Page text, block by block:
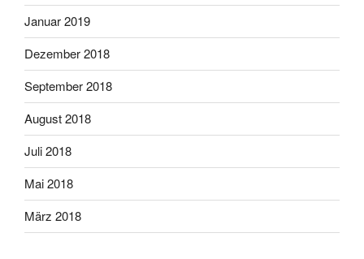
Januar 2019
Dezember 2018
September 2018
August 2018
Juli 2018
Mai 2018
März 2018